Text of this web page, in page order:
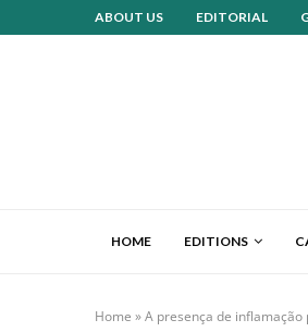
ABOUT US EDITORIAL
HOME EDITIONS
Home »A presença de